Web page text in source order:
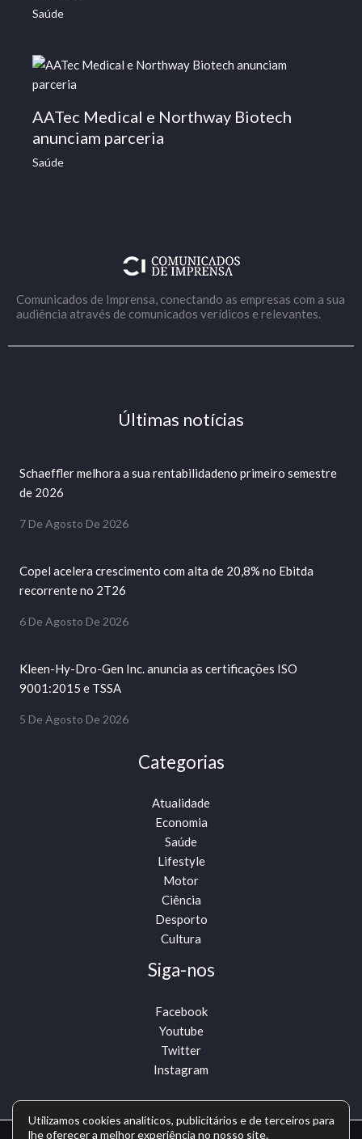
Saúde
AATec Medical e Northway Biotech
anunciam parceria
Saúde
Comunicados de Imprensa, conectando as empresas com a sua
audiência através de comunicados verídicos e relevantes.
Últimas notícias
Schaeffler melhora a sua rentabilidadeno primeiro semestre
de 2026
7 De Agosto De 2026
Copel acelera crescimento com alta de 20,8% no Ebitda
recorrente no 2T26
6 De Agosto De 2026
Kleen-Hy-Dro-Gen Inc. anuncia as certificações ISO
9001:2015 e TSSA
5 De Agosto De 2026
Categorias
Atualidade
Economia
Saúde
Lifestyle
Motor
Ciência
Desporto
Cultura
Siga-nos
Facebook
Youtube
Twitter
Instagram
Utilizamos cookies analíticos, publicitários e de terceiros para
lhe oferecer a melhor experiência no nosso site.